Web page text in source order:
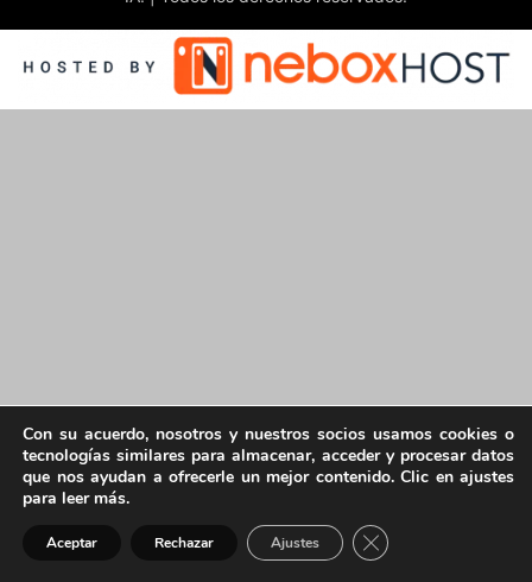
Con su acuerdo, nosotros y nuestros socios usamos cookies o
tecnologías similares para almacenar, acceder y procesar datos
que nos ayudan a ofrecerle un mejor contenido. Clic en ajustes
para leer más.
Aceptar Rechazar Ajustes Cerrar el banner de